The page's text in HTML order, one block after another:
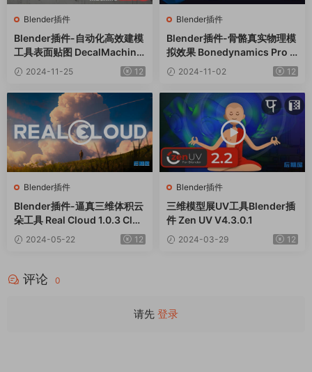
Blender插件
Blender插件-自动化高效建模
工具表面贴图 DecalMachine
V2.132024-11-25 12
Blender插件
Blender插件-骨骼真实物理模
拟效果 Bonedynamics Pro V
1.5.32024-11-02 12
Blender插件
Blender插件-逼真三维体积云
朵工具 Real Cloud 1.0.3 Clou
d Generator+预设库
2024-05-22 12
Blender插件
三维模型展UV工具Blender插
件 Zen UV V4.3.0.1
2024-03-29 12
评论 0
请先 登录